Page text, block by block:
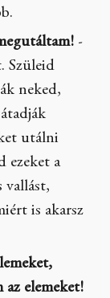
-
Szüleid
neked,
utálni
ezeket a
vallást,
is akarsz
elemeket!